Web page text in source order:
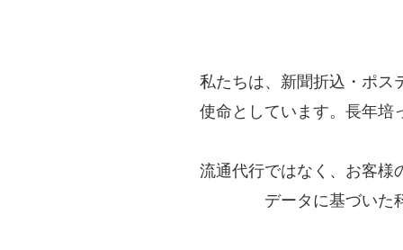
私たちは、新聞折込・ポス
使命としています。長年培
流通代行ではなく、お客様
データに基づいた